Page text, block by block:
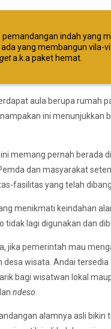
indah yang
yang membangun
a.k.a paket hemat.
aula berupa rumah
ini menunjukkan
memang pernah berada
dan masyarakat
fasilitas yang telah
menikmati keindahan
tidak lagi digunakan dan
jika pemerintah mau
wisata. Andai
bagi wisatwan lokal
ndeso.
alamnya asli bikin